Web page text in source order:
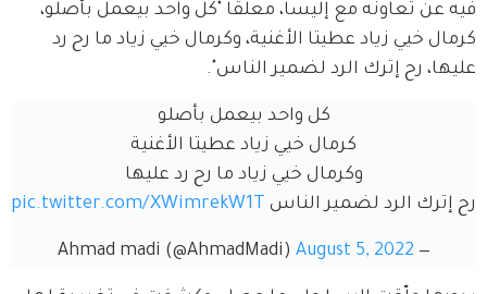
فيه عن تعاونه مع إليسا، معلقًا "كل واحد بيعمل بأصلو،
كرمال خيي زياد عطيتا الأغنية، وكرمال خيي زياد ما رح رد
عليها، رح إترك الرد لضمير الناس".
كل واحد بيعمل بأصلو
كرمال خيي زياد عطيتا الأغنية
وكرمال خيي زياد ما رح رد عليها
رح إترك الرد لضمير الناس pic.twitter.com/XWimrekW1T
— Ahmad madi (@AhmadMadi)
August 5, 2022